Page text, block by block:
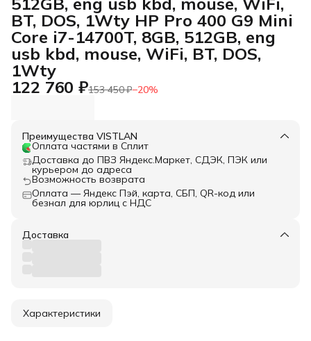
BT, DOS, 1Wty HP Pro 400 G9 Mini
Core i7-14700T, 8GB, 512GB, eng
usb kbd, mouse, WiFi, BT, DOS,
1Wty
122 760 ₽153 450 ₽−20%
Преимущества VISTLAN
Оплата частями в Сплит
Доставка до ПВЗ Яндекс.Маркет, СДЭК, ПЭК или
курьером до адреса
Возможность возврата
Оплата — Яндекс Пэй, карта, СБП, QR-код или
безнал для юрлиц с НДС
Доставка
Характеристики